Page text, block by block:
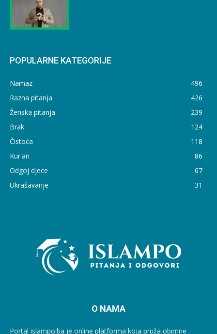
POPULARNE KATEGORIJE
Namaz
496
Razna pitanja
426
Ženska pitanja
239
Brak
124
Čistoća
118
Kur'an
86
Odgoj djece
67
Ukrašavanje
31
O NAMA
Portal islampo.ba je online platforma koja pruža obimne